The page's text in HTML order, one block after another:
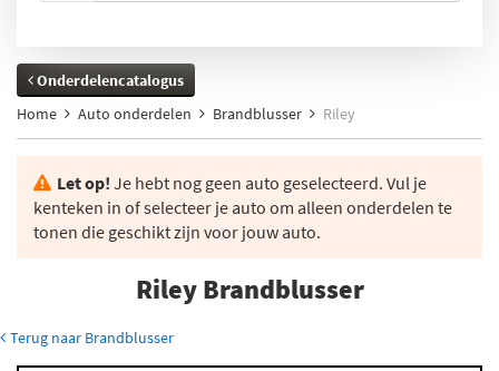
Onderdelencatalogus
Home
Auto onderdelen Brandblusser Riley
Let op! Je hebt nog geen auto geselecteerd. Vul je
kenteken in of selecteer je auto om alleen onderdelen te
tonen die geschikt zijn voor jouw auto.
Riley Brandblusser
Terug naar Brandblusser